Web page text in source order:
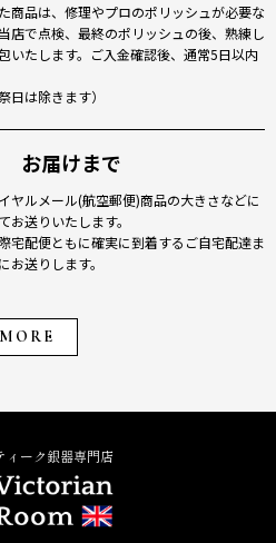
商品は、修理やプロのポリッシュが必要な
店で点検、最終のポリッシュの後、熟練し
いたします。ご入金確認後、通常5日以内
日は除きます）
お届けまで
ヤルメール(航空郵便)商品の大きさなどに
お送りいたします。
宅配便ともに確実に到着するご自宅配達ま
お送りします。
MORE
ィーク銀器専門店